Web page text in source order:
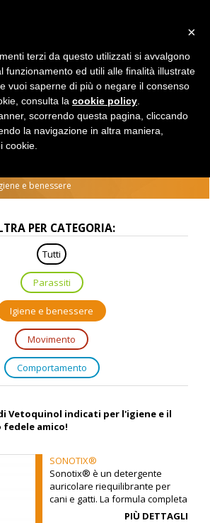
e benessere
PER CATEGORIA:
Tutti
Parassiti
Igiene e benessere
Movimento
Comportamento
Vetoquinol indicati per l'igiene e il
fedele amico!
SONOTIX®
Sonotix® è un detergente
auricolare riequilibrante per
cani e gatti. La formula completa
di Sonotix® fornisce una tripla
PIÙ DETTAGLI
×
terzi da questo utilizzati si avvalgono
funzionamento ed utili alle finalità illustrate
vuoi saperne di più o negare il consenso
consulta la cookie policy
scorrendo questa pagina, cliccando
la navigazione in altra maniera,
cookie.